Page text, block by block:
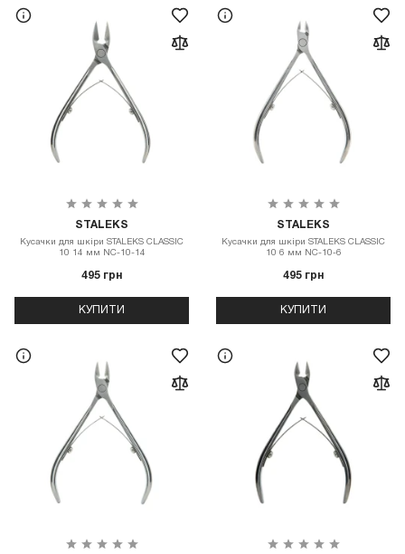
STALEKS
Кусачки для шкіри STALEKS CLASSIC
10 14 мм NC-10-14
495 грн
КУПИТИ
STALEKS
Кусачки для шкіри STALEKS CLASSIC
10 6 мм NC-10-6
495 грн
КУПИТИ